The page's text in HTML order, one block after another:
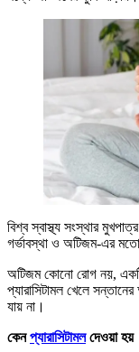
বিশ্ব স্বাস্থ্য সংস্থার
গর্ভাবস্থা ও অটিজম-এর
অটিজম কোনো রোগ নয়,
প্যারাসিটামল খেলে
যায় না।
কেনপ্যারাসিটামলদেওয়া হয়